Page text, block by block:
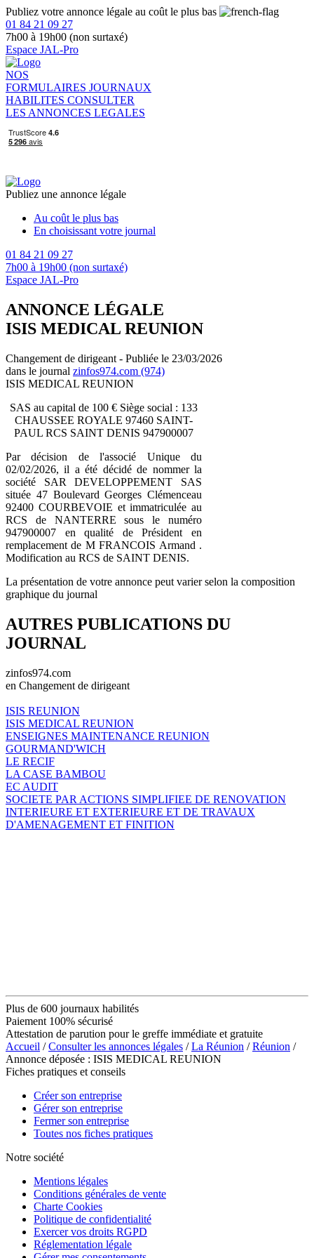
Publiez votre annonce légale au coût le plus bas
01 84 21 09 27
7h00 à 19h00 (non surtaxé)
Espace JAL-Pro
NOS
FORMULAIRES JOURNAUX
HABILITES CONSULTER
LES ANNONCES LEGALES
Publiez une annonce légale
Au coût le plus bas
En choisissant votre journal
01 84 21 09 27
7h00 à 19h00 (non surtaxé)
Espace JAL-Pro
ANNONCE LÉGALE
ISIS MEDICAL REUNION
Changement de dirigeant - Publiée le 23/03/2026
dans le journal zinfos974.com (974)
ISIS MEDICAL REUNION
SAS au capital de 100 € Siège social : 133
CHAUSSEE ROYALE 97460 SAINT-
PAUL RCS SAINT DENIS 947900007
Par décision de l'associé Unique du
02/02/2026, il a été décidé de nommer la
société SAR DEVELOPPEMENT SAS
située 47 Boulevard Georges Clémenceau
92400 COURBEVOIE et immatriculée au
RCS de NANTERRE sous le numéro
947900007 en qualité de Président en
remplacement de M FRANCOIS Armand .
Modification au RCS de SAINT DENIS.
La présentation de votre annonce peut varier selon la composition
graphique du journal
AUTRES PUBLICATIONS DU
JOURNAL
zinfos974.com
en Changement de dirigeant
ISIS REUNION
ISIS MEDICAL REUNION
ENSEIGNES MAINTENANCE REUNION
GOURMAND'WICH
LE RECIF
LA CASE BAMBOU
EC AUDIT
SOCIETE PAR ACTIONS SIMPLIFIEE DE RENOVATION
INTERIEURE ET EXTERIEURE ET DE TRAVAUX
D'AMENAGEMENT ET FINITION
Plus de 600 journaux habilités
Paiement 100% sécurisé
Attestation de parution pour le greffe immédiate et gratuite
Accueil /Consulter les annonces légales /La Réunion /Réunion /
Annonce déposée : ISIS MEDICAL REUNION
Fiches pratiques et conseils
Créer son entreprise
Gérer son entreprise
Fermer son entreprise
Toutes nos fiches pratiques
Notre société
Mentions légales
Conditions générales de vente
Charte Cookies
Politique de confidentialité
Exercer vos droits RGPD
Réglementation légale